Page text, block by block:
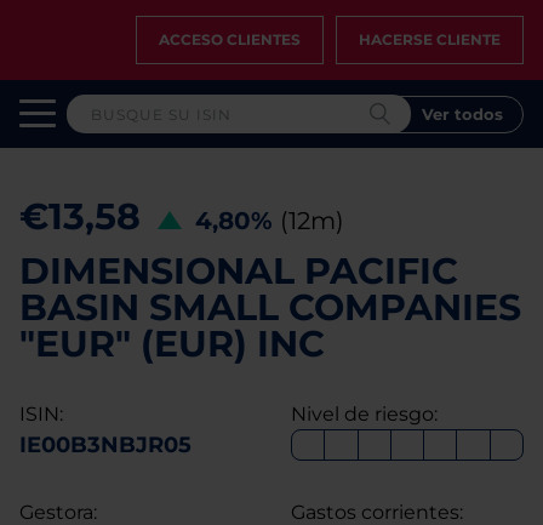
ACCESO CLIENTES HACERSE CLIENTE
Ver todos
€13,58 4,80% (12m)
DIMENSIONAL PACIFIC
BASIN SMALL COMPANIES
"EUR" (EUR) INC
ISIN:
IE00B3NBJR05
Nivel de riesgo:
Gestora: Gastos corrientes: